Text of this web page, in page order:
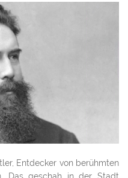
Entdecker von berühmten
Das geschah in der Stadt